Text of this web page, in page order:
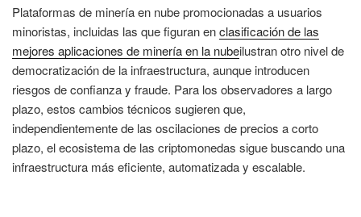
Plataformas de minería en nube promocionadas a usuarios
minoristas, incluidas las que figuran enclasificación de las
mejores aplicaciones de minería en la nubeilustran otro nivel de
democratización de la infraestructura, aunque introducen
riesgos de confianza y fraude. Para los observadores a largo
plazo, estos cambios técnicos sugieren que,
independientemente de las oscilaciones de precios a corto
plazo, el ecosistema de las criptomonedas sigue buscando una
infraestructura más eficiente, automatizada y escalable.